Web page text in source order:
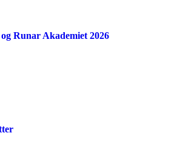
Runar Akademiet 2026